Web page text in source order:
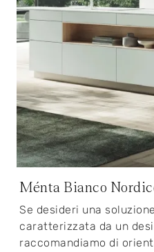
Ménta Bianco
Se desideri una
caratterizzata da un
raccomandiamo di